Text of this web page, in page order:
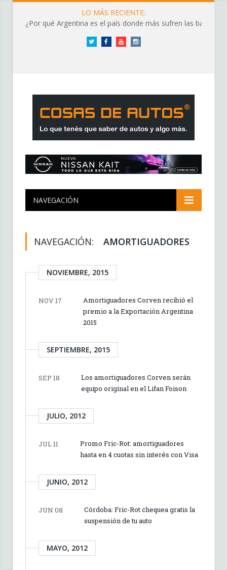
LO MÁS RECIENTE:
¿Por qué Argentina es el país donde más sufren las baterías?
Twitter FacebookYouTubeInstagram
NAVEGACIÓN
NAVEGACIÓN: AMORTIGUADORES
NOVIEMBRE, 2015
NOV 17
Amortiguadores Corven recibió el
premio a la Exportación Argentina
2015
SEPTIEMBRE, 2015
SEP 18
Los amortiguadores Corven serán
equipo original en el Lifan Foison
JULIO, 2012
JUL 11
Promo Fric-Rot: amortiguadores
hasta en 4 cuotas sin interés con Visa
JUNIO, 2012
JUN 08
Córdoba: Fric-Rot chequea gratis la
suspensión de tu auto
MAYO, 2012